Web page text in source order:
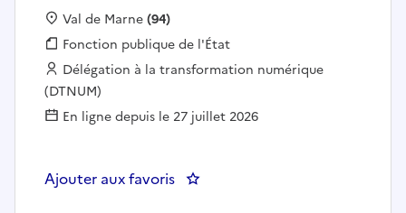
Localisation :
Val de Marne(94)
Fonction publique :
Fonction publique de l'État
Employeur :
Délégation à la transformation numérique
(DTNUM)
En ligne depuis le 27 juillet 2026
Ajouter aux favoris